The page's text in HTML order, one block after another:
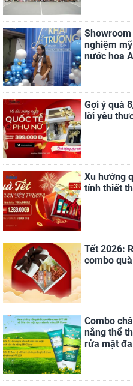
nghiệm
nước hoa
Gợi ý quà
lời yêu
Xu hướng
tính thiết
Tết 2026:
combo
Combo
nắng thể
rửa mặt